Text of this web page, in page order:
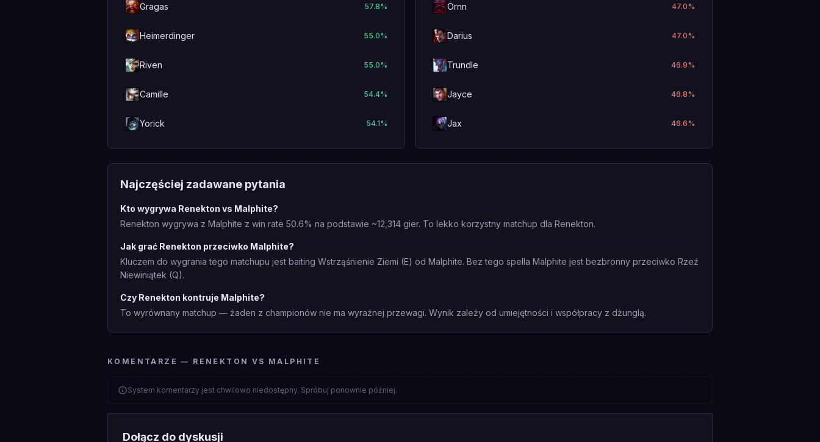
Gragas 57.8%
Heimerdinger 55.0%
Riven 55.0%
Camille 54.4%
Yorick 54.1%
Ornn 47.0%
Darius 47.0%
Trundle 46.9%
Jayce 46.8%
Jax 46.6%
Najczęściej zadawane pytania
Kto wygrywa Renekton vs Malphite?
Renekton wygrywa z Malphite z win rate 50.6% na podstawie ~12,314 gier. To lekko korzystny matchup dla Renekton.
Jak grać Renekton przeciwko Malphite?
Kluczem do wygrania tego matchupu jest baiting Wstrząśnienie Ziemi (E) od Malphite. Bez tego spella Malphite jest bezbronny przeciwko Rzeź
Niewiniątek (Q).
Czy Renekton kontruje Malphite?
To wyrównany matchup — żaden z championów nie ma wyraźnej przewagi. Wynik zależy od umiejętności i współpracy z dżunglą.
KOMENTARZE — RENEKTON VS MALPHITE
System komentarzy jest chwilowo niedostępny. Spróbuj ponownie później.
Dołącz do dyskusji